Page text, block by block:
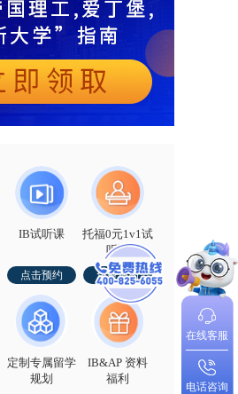
IB试听课
点击预约
托福0元1v1试
听课
免费预约
定制专属留学
规划
IB&AP 资料
福利
在线客服
电话咨询